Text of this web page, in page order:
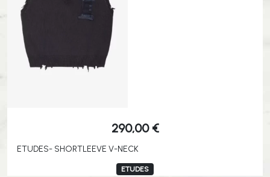
290,00 €
ETUDES- SHORTLEEVE V-NECK
ETUDES